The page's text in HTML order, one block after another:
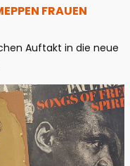
FRAUEN
Auftakt in die neue